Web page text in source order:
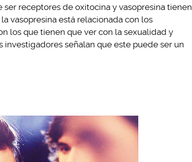
receptores de oxitocina y vasopresina tienen
vasopresina está relacionada con los
los que tienen que ver con la sexualidad y
investigadores señalan que este puede ser un